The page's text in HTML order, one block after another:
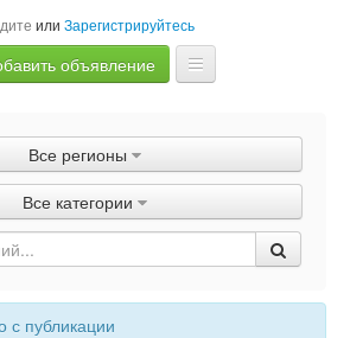
или Зарегистрируйтесь
объявление
Объявления
Быстрая продажа
Все регионы
Все категории
с публикации